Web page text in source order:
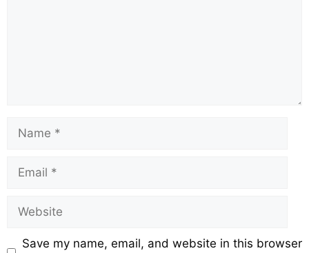
Save my name, email, and website in this browser